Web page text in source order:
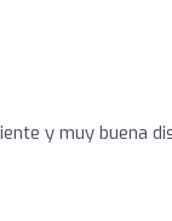
y muy buena